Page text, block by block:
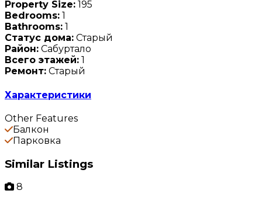
Property Size: 195
Bedrooms: 1
Bathrooms: 1
Статус дома: Старый
Район: Сабуртало
Всего этажей: 1
Ремонт: Старый
Характеристики
Other Features
Балкон
Парковка
Similar Listings
8